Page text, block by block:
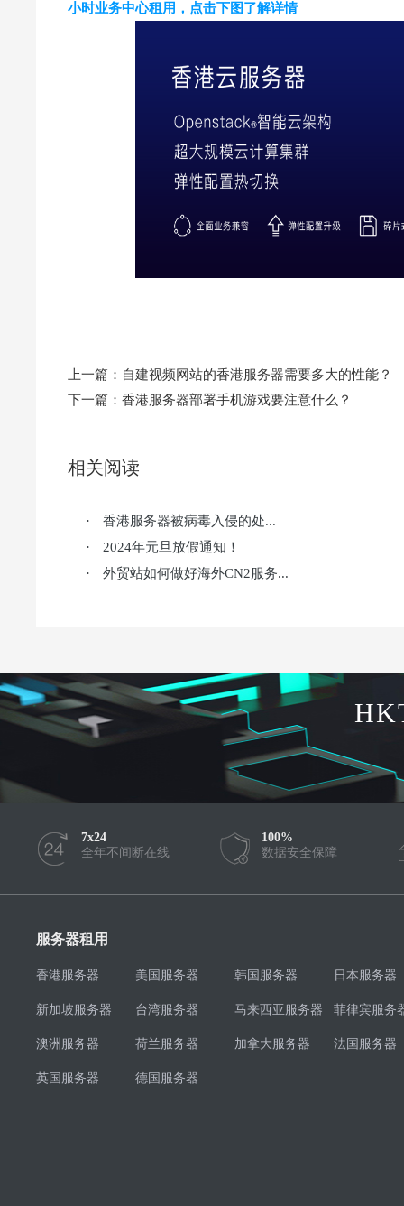
小时业务中心租用，点击下图了解详情
上一篇： 自建视频网站的香港服务器需要多大的性能？
下一篇： 香港服务器部署手机游戏要注意什么？
相关阅读
· 香港服务器被病毒入侵的处...
· 2024年元旦放假通知！
· 外贸站如何做好海外CN2服务...
7x24
全年不间断在线
100%
数据安全保障
服务器租用
香港服务器 美国服务器 韩国服务器 日本服务器
新加坡服务器 台湾服务器 马来西亚服务器 菲律宾服务
澳洲服务器 荷兰服务器 加拿大服务器 法国服务器
英国服务器 德国服务器